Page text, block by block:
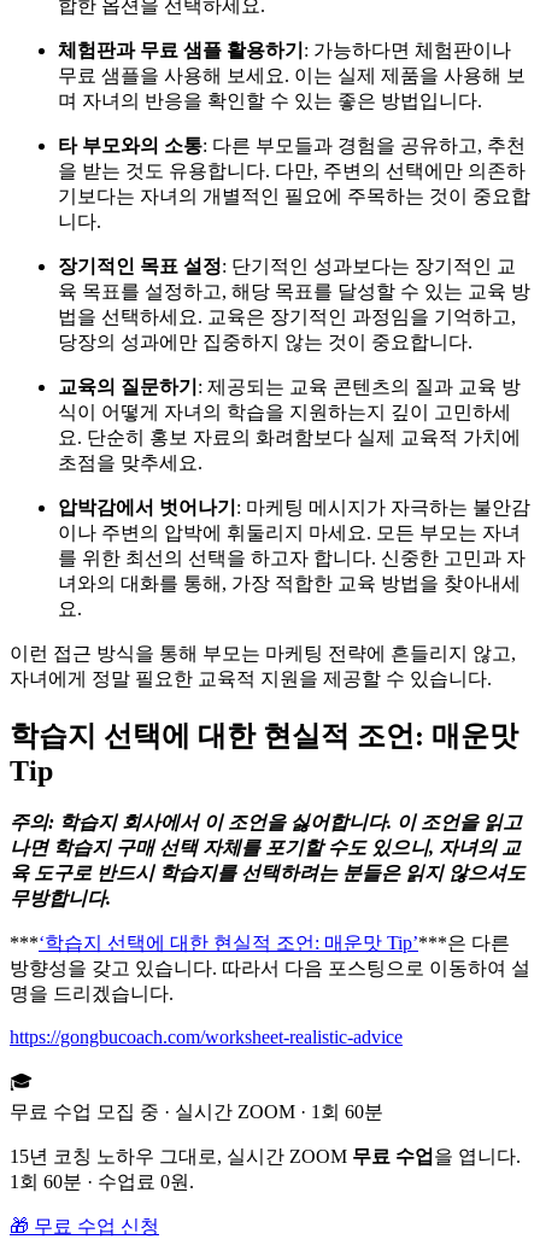
합한 옵션을 선택하세요.
체험판과 무료 샘플 활용하기 : 가능하다면 체험판이나
무료 샘플을 사용해 보세요. 이는 실제 제품을 사용해 보
며 자녀의 반응을 확인할 수 있는 좋은 방법입니다.
타 부모와의 소통: 다른 부모들과 경험을 공유하고, 추천
을 받는 것도 유용합니다. 다만, 주변의 선택에만 의존하
기보다는 자녀의 개별적인 필요에 주목하는 것이 중요합
니다.
장기적인 목표 설정: 단기적인 성과보다는 장기적인 교
육 목표를 설정하고, 해당 목표를 달성할 수 있는 교육 방
법을 선택하세요. 교육은 장기적인 과정임을 기억하고,
당장의 성과에만 집중하지 않는 것이 중요합니다.
교육의 질문하기 : 제공되는 교육 콘텐츠의 질과 교육 방
식이 어떻게 자녀의 학습을 지원하는지 깊이 고민하세
요. 단순히 홍보 자료의 화려함보다 실제 교육적 가치에
초점을 맞추세요.
압박감에서 벗어나기 : 마케팅 메시지가 자극하는 불안감
이나 주변의 압박에 휘둘리지 마세요. 모든 부모는 자녀
를 위한 최선의 선택을 하고자 합니다. 신중한 고민과 자
녀와의 대화를 통해, 가장 적합한 교육 방법을 찾아내세
요.
이런 접근 방식을 통해 부모는 마케팅 전략에 흔들리지 않고,
자녀에게 정말 필요한 교육적 지원을 제공할 수 있습니다.
학습지 선택에 대한 현실적 조언: 매운맛
Tip
주의: 학습지 회사에서 이 조언을 싫어합니다. 이 조언을 읽고
나면 학습지 구매 선택 자체를 포기할 수도 있으니, 자녀의 교
육 도구로 반드시 학습지를 선택하려는 분들은 읽지 않으셔도
무방합니다.
***‘학습지 선택에 대한 현실적 조언: 매운맛 Tip’***은 다른
방향성을 갖고 있습니다. 따라서 다음 포스팅으로 이동하여 설
명을 드리겠습니다.
https://gongbucoach.com/worksheet-realistic-advice
🎓
무료 수업 모집 중 · 실시간 ZOOM · 1회 60분
15년 코칭 노하우 그대로, 실시간 ZOOM 무료 수업 을 엽니다.
1회 60분 · 수업료 0원.
🎁 무료 수업 신청